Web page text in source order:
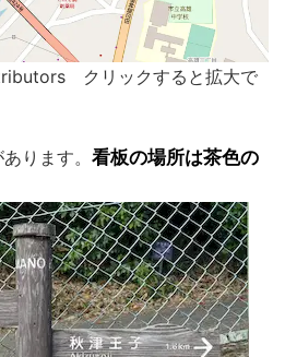
クリックすると拡大で
ります。 看板の場所は茶色の